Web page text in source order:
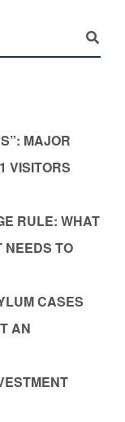
MAJOR
VISITORS
RULE: WHAT
NEEDS TO
CASES
AN